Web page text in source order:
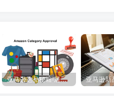
亚马逊选品秘籍-居中店铺掘金术：精铺卖家月入$10000的选品方案（附数据拆解）